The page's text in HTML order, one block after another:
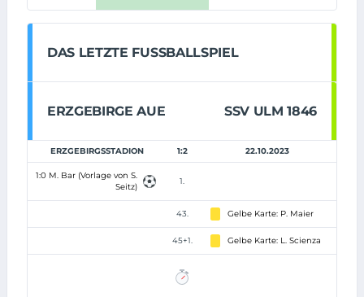
DAS LETZTE FUSSBALLSPIEL
ERZGEBIRGE AUE SSV ULM 1846
ERZGEBIRGSSTADION 1:2 22.10.2023
1:0 M. Bar (Vorlage von S.
Seitz)
1.
43. Gelbe Karte: P. Maier
45+1. Gelbe Karte: L. Scienza